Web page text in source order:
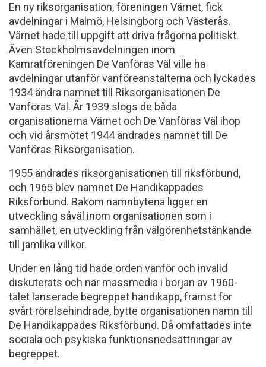
En ny riksorganisation, föreningen Värnet, fick
avdelningar i Malmö, Helsingborg och Västerås.
Värnet hade till uppgift att driva frågorna politiskt.
Även Stockholmsavdelningen inom
Kamratföreningen De Vanföras Väl ville ha
avdelningar utanför vanföreanstalterna och lyckades
1934 ändra namnet till Riksorganisationen De
Vanföras Väl. År 1939 slogs de båda
organisationerna Värnet och De Vanföras Väl ihop
och vid årsmötet 1944 ändrades namnet till De
Vanföras Riksorganisation.
1955 ändrades riksorganisationen till riksförbund,
och 1965 blev namnet De Handikappades
Riksförbund. Bakom namnbytena ligger en
utveckling såväl inom organisationen som i
samhället, en utveckling från välgörenhetstänkande
till jämlika villkor.
Under en lång tid hade orden vanför och invalid
diskuterats och när massmedia i början av 1960-
talet lanserade begreppet handikapp, främst för
svårt rörelsehindrade, bytte organisationen namn till
De Handikappades Riksförbund. Då omfattades inte
sociala och psykiska funktionsnedsättningar av
begreppet.